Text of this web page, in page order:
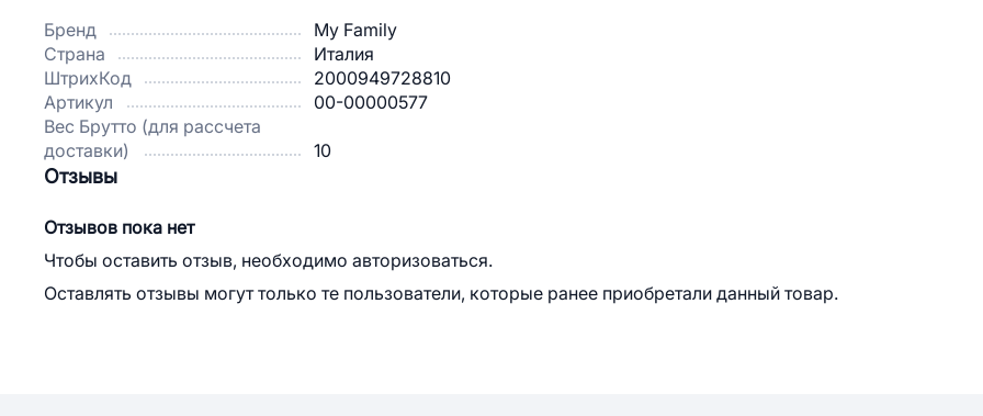
Бренд
My Family
Страна
Италия
ШтрихКод
2000949728810
Артикул
00-00000577
Вес Брутто (для рассчета
доставки)
10
Отзывы
Отзывов пока нет
Чтобы оставить отзыв, необходимо авторизоваться.
Оставлять отзывы могут только те пользователи, которые ранее приобретали данный товар.